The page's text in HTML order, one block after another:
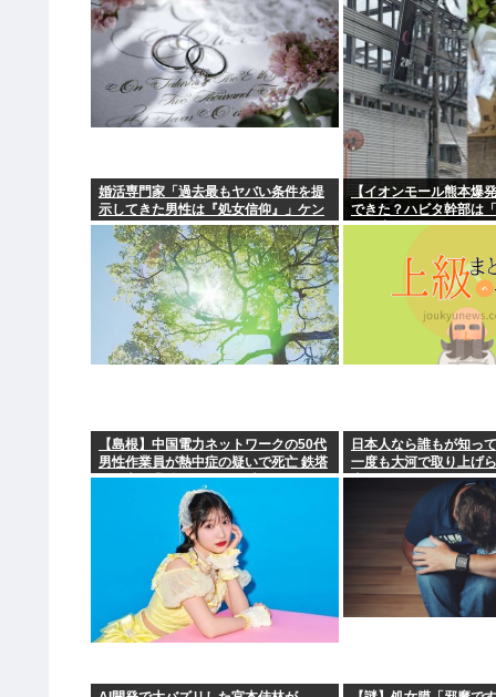
婚活専門家「過去最もヤバい条件を提
示してきた男性は『処女信仰』」ケン
モメン…
【イオンモール熊本爆
できた？ハビタ幹部は
引き止めなかった」イ
【島根】中国電力ネットワークの50代
男性作業員が熱中症の疑いで死亡 鉄塔
の保守作業後に倒れる 邑南町
日本人なら誰もが知っ
一度も大河で取り上げ
上の人物